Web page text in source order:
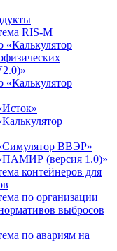
RIS-M
«Калькулятор
«Калькулятор
ВВЭР»
(версия 1.0)»
контейнеров для
по организации
выбросов
по авариям на